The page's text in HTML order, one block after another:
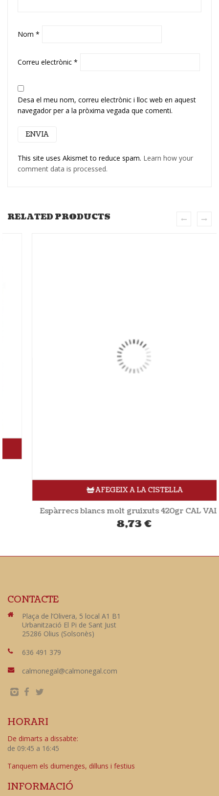
Nom *
Correu electrònic *
Desa el meu nom, correu electrònic i lloc web en aquest
navegador per a la pròxima vegada que comenti.
This site uses Akismet to reduce spam. Learn how your
comment data is processed.
RELATED PRODUCTS
AFEGEIX A LA CISTELLA
Espàrrecs blancs molt gruixuts 420gr CAL VALLS
8,73€
CONTACTE
Plaça de l’Olivera, 5 local A1 B1
Urbanització El Pi de Sant Just
25286 Olius (Solsonès)
636 491 379
calmonegal@calmonegal.com
HORARI
De dimarts a dissabte:
de 09:45 a 16:45
Tanquem els diumenges, dilluns i festius
INFORMACIÓ